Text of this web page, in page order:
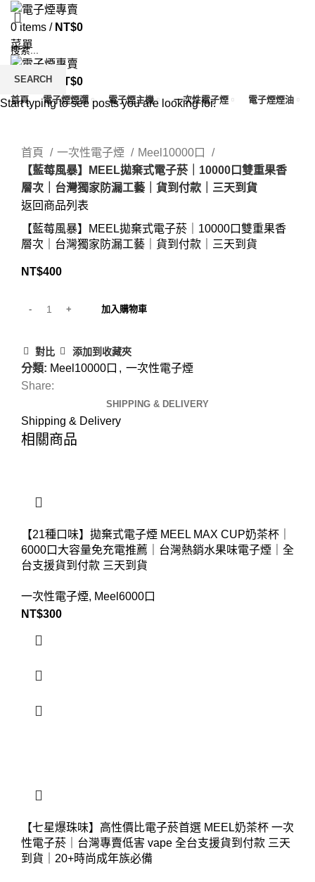
0 items / NT$0
菜單
0items / NT$0
首頁 電子煙煙彈 電子煙主機 一次性電子煙 電子煙煙油
首頁
一次性電子煙
Meel10000口
【藍莓風暴】MEEL拋棄式電子菸｜10000口雙重果香
層次｜台灣獨家防​漏工藝​｜貨到付款｜三天到貨
返回商品列表
【藍莓風暴】MEEL拋棄式電子菸｜10000口雙重果香
層次｜台灣獨家防​漏工藝​｜貨到付款｜三天到貨
NT$400
加入購物車
對比 添加到收藏夾
分類: Meel10000口 , 一次性電子煙
Share:
SHIPPING & DELIVERY
Shipping & Delivery
相關商品
【21種口味】拋棄式電子煙 MEEL MAX CUP奶茶杯｜
6000口大容量免充電推薦｜台灣熱銷水果味電子煙｜全
台支援貨到付款 三天到貨
一次性電子煙, Meel6000口
NT$300
【七星爆珠味】高性價比電子菸首選 MEEL奶茶杯 一次
性電子菸｜台灣專賣低害 vape 全台支援貨到付款 三天
到貨｜20+時尚成年族必備
SEARCH
Start typing to see posts you are looking for.